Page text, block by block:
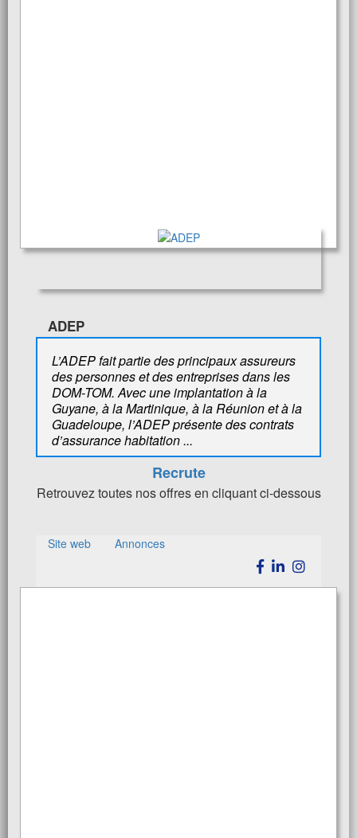
ADEP
L’ADEP fait partie des principaux assureurs
des personnes et des entreprises dans les
DOM-TOM. Avec une implantation à la
Guyane, à la Martinique, à la Réunion et à la
Guadeloupe, l’ADEP présente des contrats
d’assurance habitation ...
Recrute
Retrouvez toutes nos offres en cliquant ci-dessous
Site web Annonces